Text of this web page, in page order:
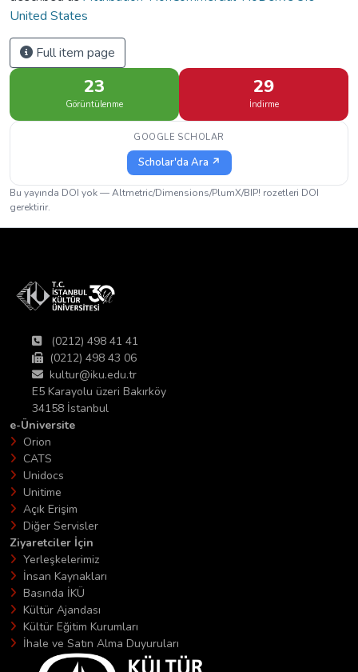
United States
Full item page
23
Görüntülenme
29
İndirme
GOOGLE SCHOLAR
Scholar'da Ara ↗
Bu yayında DOI yok — Altmetric/Dimensions/PlumX/BIP! rozetleri DOI
gerektirir.
(0212) 498 41 41
(0212) 498 43 06
kultur@iku.edu.tr
E5 Karayolu üzeri Bakırköy
34158 İstanbul
e-Üniversite
Orion
CATS
Unidocs
Unitime
Açık Erişim
Diğer Servisler
Ziyaretciler İçin
Yerleşkelerimiz
İnsan Kaynakları
Basında İKÜ
Kültür Ajandası
Kültür Eğitim Kurumları
İhale ve Satın Alma Duyuruları